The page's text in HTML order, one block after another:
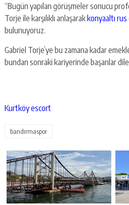
“Bugün yapılan görüşmeler sonucu
Torje ile karşılıklı anlaşarakkonyaaltı
bulunuyoruz.
Gabriel Torje’ye bu zamana kadar
bundan sonraki kariyerinde başarılar
Kurtköy escort
bandırmaspor